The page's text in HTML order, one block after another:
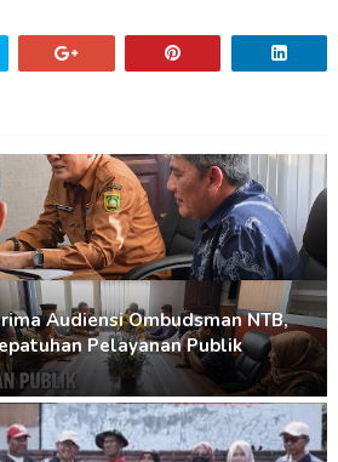
Audiensi Ombudsman NTB,
Pelayanan Publik